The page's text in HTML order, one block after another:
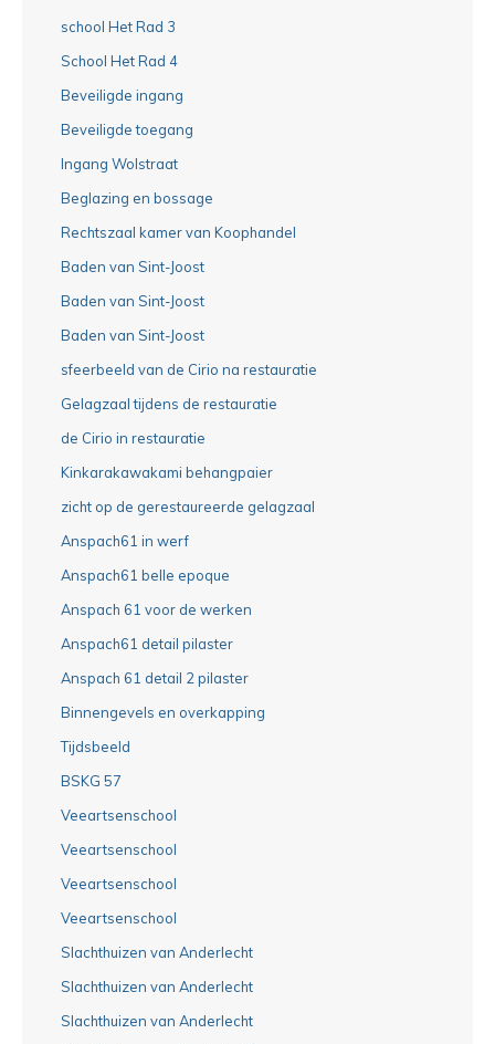
school Het Rad 3
School Het Rad 4
Beveiligde ingang
Beveiligde toegang
Ingang Wolstraat
Beglazing en bossage
Rechtszaal kamer van Koophandel
Baden van Sint-Joost
Baden van Sint-Joost
Baden van Sint-Joost
sfeerbeeld van de Cirio na restauratie
Gelagzaal tijdens de restauratie
de Cirio in restauratie
Kinkarakawakami behangpaier
zicht op de gerestaureerde gelagzaal
Anspach61 in werf
Anspach61 belle epoque
Anspach 61 voor de werken
Anspach61 detail pilaster
Anspach 61 detail 2 pilaster
Binnengevels en overkapping
Tijdsbeeld
BSKG 57
Veeartsenschool
Veeartsenschool
Veeartsenschool
Veeartsenschool
Slachthuizen van Anderlecht
Slachthuizen van Anderlecht
Slachthuizen van Anderlecht